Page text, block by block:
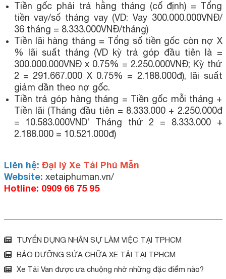
Tiền gốc phải trả hằng tháng (cố định) = Tổng
tiền vay/số tháng vay (VD: Vay 300.000.000VNĐ/
36 tháng = 8.333.000VNĐ/tháng)
Tiền lãi hàng tháng = Tổng số tiền gốc còn nợ X
% lãi suất tháng (VD kỳ trả góp đầu tiên là =
300.000.000VNĐ x 0.75% = 2.250.000VNĐ; Kỳ thứ
2 = 291.667.000 X 0.75% = 2.188.000đ), lãi suất
giảm dần theo nợ gốc.
Tiền trả góp hàng tháng = Tiền gốc mỗi tháng +
Tiền lãi (Tháng đầu tiên = 8.333.000 + 2.250.000đ
= 10.583.000VND’ Tháng thứ 2 = 8.333.000 +
2.188.000 = 10.521.000đ)
Liên hệ: Đại lý Xe Tải Phú Mẫn
Website: xetaiphuman.vn/
Hotline: 0909 66 75 95
TUYỂN DỤNG NHÂN SỰ LÀM VIỆC TẠI TPHCM
BẢO DƯỠNG SỬA CHỮA XE TẢI TẠI TPHCM
Xe Tải Van được ưa chuộng nhờ những đặc điểm nào?